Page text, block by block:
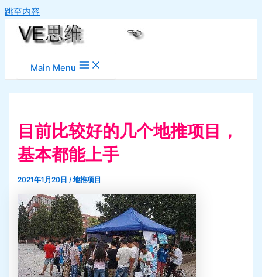
跳至内容
Main Menu
目前比较好的几个地推项目，
基本都能上手
2021年1月20日/地推项目